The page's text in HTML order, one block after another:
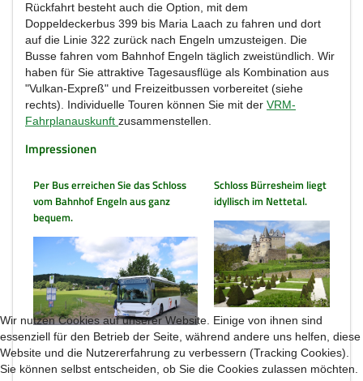
Rückfahrt besteht auch die Option, mit dem
Doppeldeckerbus 399 bis Maria Laach zu fahren und dort
auf die Linie 322 zurück nach Engeln umzusteigen. Die
Busse fahren vom Bahnhof Engeln täglich zweistündlich. Wir
haben für Sie attraktive Tagesausflüge als Kombination aus
"Vulkan-Expreß" und Freizeitbussen vorbereitet (siehe
rechts). Individuelle Touren können Sie mit der VRM-
Fahrplanauskunft zusammenstellen.
Impressionen
Per Bus erreichen Sie das Schloss
vom Bahnhof Engeln aus ganz
bequem.
Schloss Bürresheim liegt
idyllisch im Nettetal.
Wir nutzen Cookies auf unserer Website. Einige von ihnen sind
essenziell für den Betrieb der Seite, während andere uns helfen, diese
Website und die Nutzererfahrung zu verbessern (Tracking Cookies).
Sie können selbst entscheiden, ob Sie die Cookies zulassen möchten.